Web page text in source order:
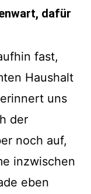
dafür
fast,
Haushalt
uns
der
noch auf,
inzwischen
eben